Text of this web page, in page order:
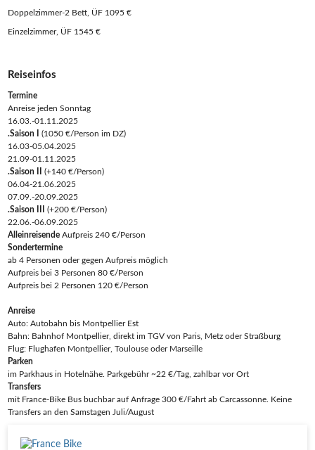
Doppelzimmer-2 Bett, ÜF 1095 €
Einzelzimmer, ÜF 1545 €
Reiseinfos
Termine
Anreise jeden Sonntag
16.03.-01.11.2025
.Saison I
(1050 €/Person im DZ)
16.03-05.04.2025
21.09-01.11.2025
.Saison II
(+140 €/Person)
06.04-21.06.2025
07.09.-20.09.2025
.Saison III
(+200 €/Person)
22.06.-06.09.2025
AlleinreisendeAufpreis 240 €/Person
Sondertermine
ab 4 Personen oder gegen Aufpreis möglich
Aufpreis bei 3 Personen 80 €/Person
Aufpreis bei 2 Personen 120 €/Person
Anreise
Auto: Autobahn bis Montpellier Est
Bahn: Bahnhof Montpellier, direkt im TGV von Paris, Metz oder Straßburg
Flug: Flughafen Montpellier, Toulouse oder Marseille
Parken
im Parkhaus in Hotelnähe. Parkgebühr ~22 €/Tag, zahlbar vor Ort
Transfers
mit France-Bike Bus buchbar auf Anfrage 300 €/Fahrt ab Carcassonne. Keine
Transfers an den Samstagen Juli/August